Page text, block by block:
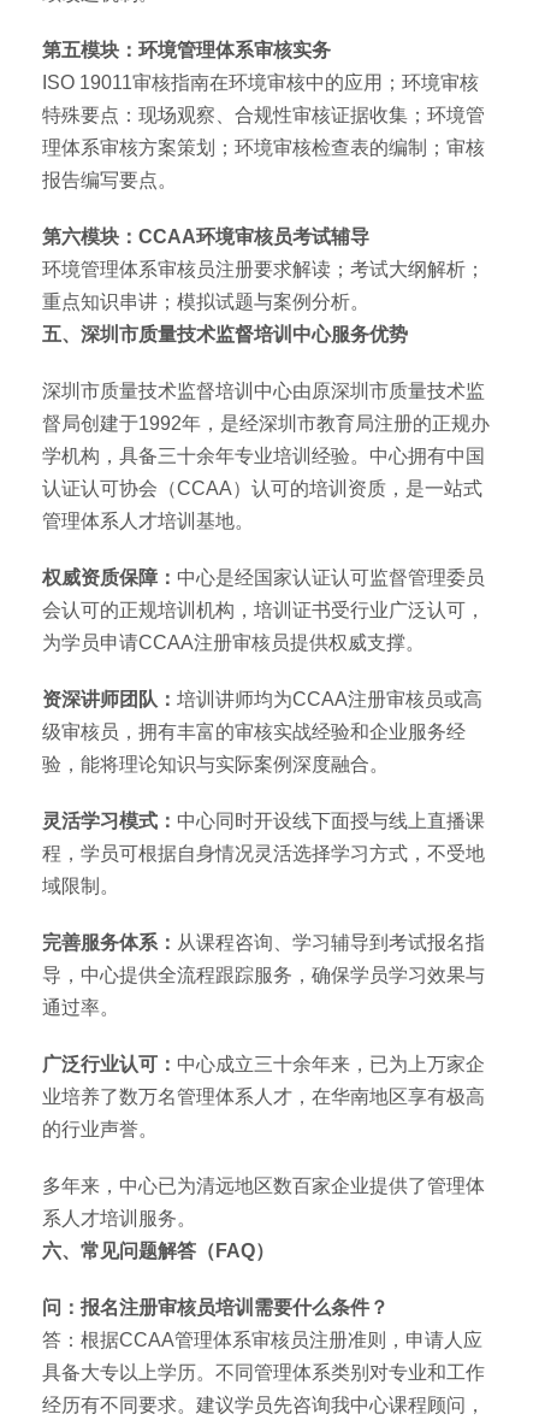
第五模块：环境管理体系审核实务
ISO 19011审核指南在环境审核中的应用；环境审核
特殊要点：现场观察、合规性审核证据收集；环境管
理体系审核方案策划；环境审核检查表的编制；审核
报告编写要点。
第六模块：CCAA环境审核员考试辅导
环境管理体系审核员注册要求解读；考试大纲解析；
重点知识串讲；模拟试题与案例分析。
五、深圳市质量技术监督培训中心服务优势
深圳市质量技术监督培训中心由原深圳市质量技术监
督局创建于1992年，是经深圳市教育局注册的正规办
学机构，具备三十余年专业培训经验。中心拥有中国
认证认可协会（CCAA）认可的培训资质，是一站式
管理体系人才培训基地。
权威资质保障： 中心是经国家认证认可监督管理委员
会认可的正规培训机构，培训证书受行业广泛认可，
为学员申请CCAA注册审核员提供权威支撑。
资深讲师团队： 培训讲师均为CCAA注册审核员或高
级审核员，拥有丰富的审核实战经验和企业服务经
验，能将理论知识与实际案例深度融合。
灵活学习模式： 中心同时开设线下面授与线上直播课
程，学员可根据自身情况灵活选择学习方式，不受地
域限制。
完善服务体系： 从课程咨询、学习辅导到考试报名指
导，中心提供全流程跟踪服务，确保学员学习效果与
通过率。
广泛行业认可： 中心成立三十余年来，已为上万家企
业培养了数万名管理体系人才，在华南地区享有极高
的行业声誉。
多年来，中心已为清远地区数百家企业提供了管理体
系人才培训服务。
六、常见问题解答（FAQ）
问：报名注册审核员培训需要什么条件？
答：根据CCAA管理体系审核员注册准则，申请人应
具备大专以上学历。不同管理体系类别对专业和工作
经历有不同要求。建议学员先咨询我中心课程顾问，